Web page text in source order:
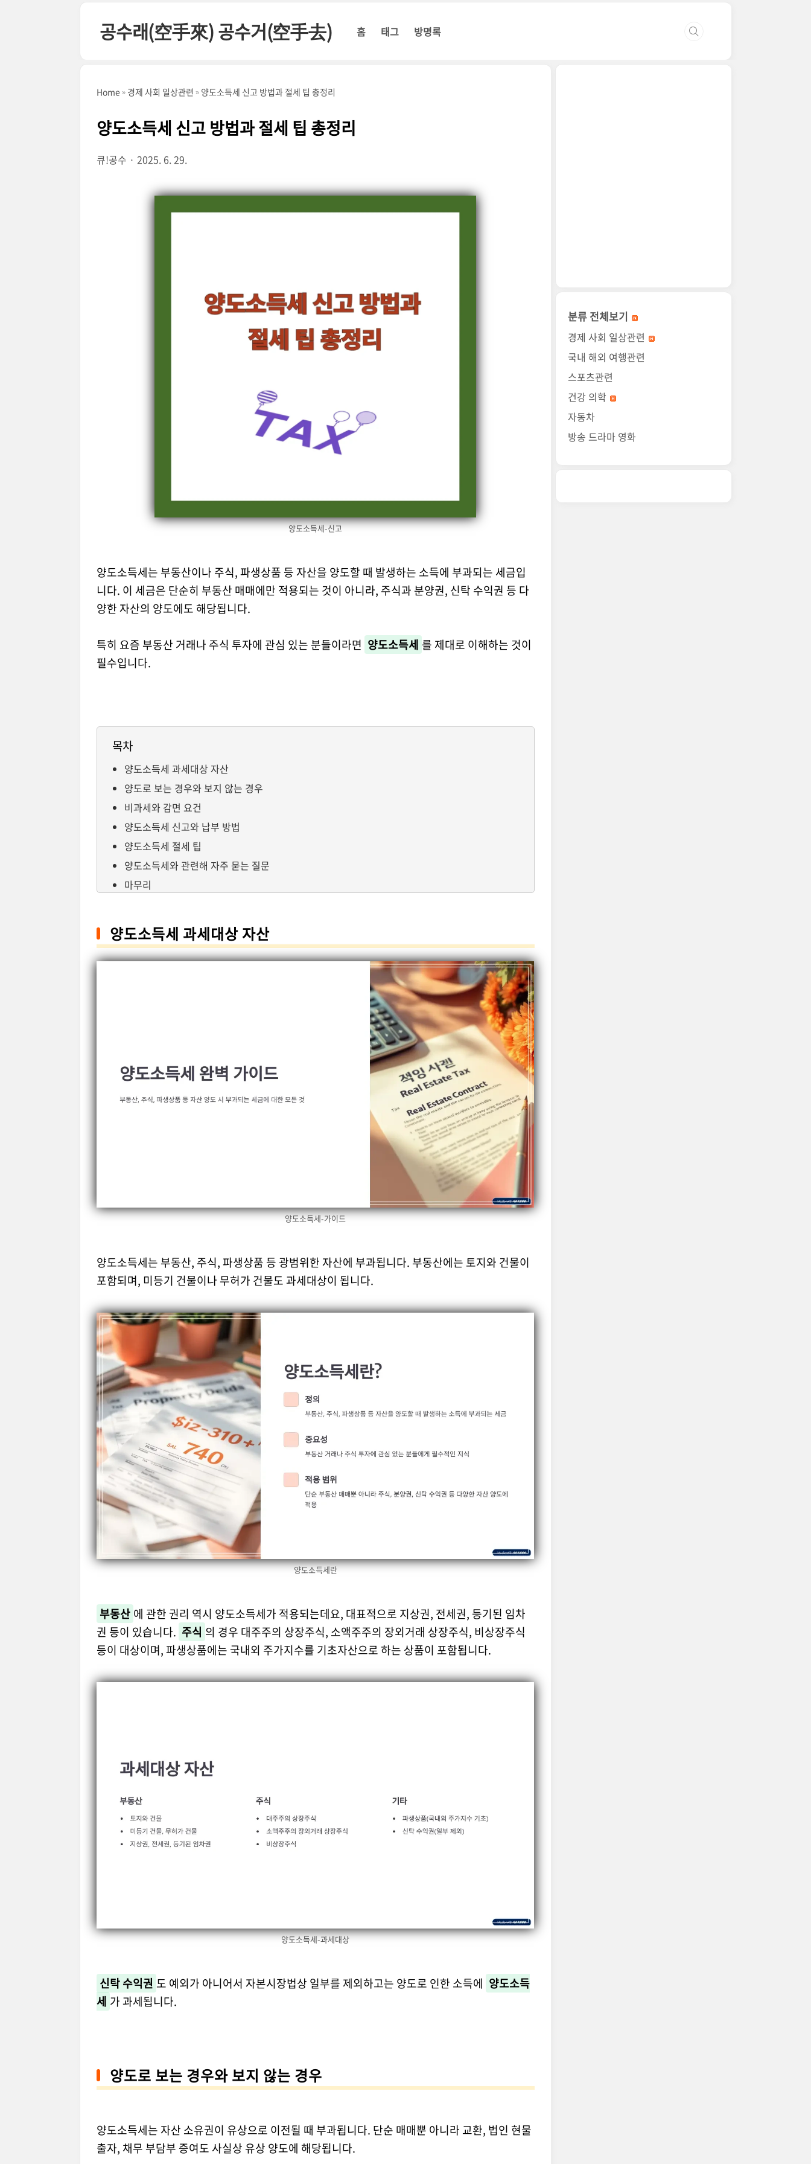
공수래(空手來) 공수거(空手去) 홈 태그 방명록
Home 경제 사회 일상관련 양도소득세 신고 방법과 절세 팁 총정리
양도소득세 신고 방법과 절세 팁 총정리
큐!공수 2025. 6. 29.
양도소득세-신고
양도소득세는 부동산이나 주식, 파생상품 등 자산을 양도할 때 발생하는 소득에 부과되는 세금입
니다. 이 세금은 단순히 부동산 매매에만 적용되는 것이 아니라, 주식과 분양권, 신탁 수익권 등 다
양한 자산의 양도에도 해당됩니다.
특히 요즘 부동산 거래나 주식 투자에 관심 있는 분들이라면 양도소득세 를 제대로 이해하는 것이
필수입니다.
목차
양도소득세 과세대상 자산
양도로 보는 경우와 보지 않는 경우
비과세와 감면 요건
양도소득세 신고와 납부 방법
양도소득세 절세 팁
양도소득세와 관련해 자주 묻는 질문
마무리
양도소득세 과세대상 자산
양도소득세-가이드
양도소득세는 부동산, 주식, 파생상품 등 광범위한 자산에 부과됩니다. 부동산에는 토지와 건물이
포함되며, 미등기 건물이나 무허가 건물도 과세대상이 됩니다.
양도소득세란
부동산 에 관한 권리 역시 양도소득세가 적용되는데요, 대표적으로 지상권, 전세권, 등기된 임차
권 등이 있습니다. 주식 의 경우 대주주의 상장주식, 소액주주의 장외거래 상장주식, 비상장주식
등이 대상이며, 파생상품에는 국내외 주가지수를 기초자산으로 하는 상품이 포함됩니다.
양도소득세-과세대상
신탁 수익권 도 예외가 아니어서 자본시장법상 일부를 제외하고는 양도로 인한 소득에 양도소득
세 가 과세됩니다.
양도로 보는 경우와 보지 않는 경우
양도소득세는 자산 소유권이 유상으로 이전될 때 부과됩니다. 단순 매매뿐 아니라 교환, 법인 현물
출자, 채무 부담부 증여도 사실상 유상 양도에 해당됩니다.
분류 전체보기
경제 사회 일상관련
국내 해외 여행관련
스포츠관련
건강 의학
자동차
방송 드라마 영화